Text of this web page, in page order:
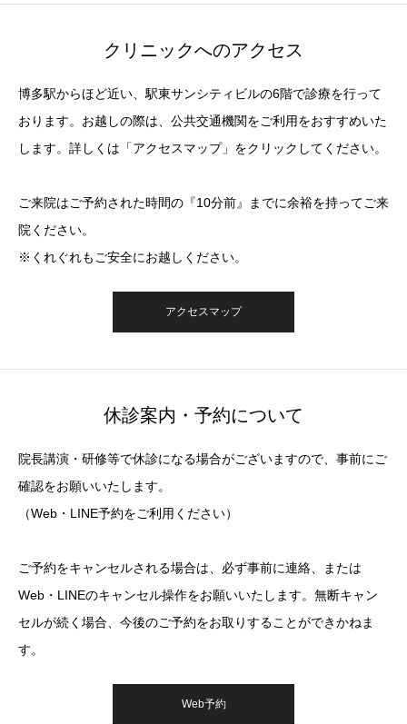
クリニックへのアクセス
博多駅からほど近い、駅東サンシティビルの6階で診療を行って
おります。お越しの際は、公共交通機関をご利用をおすすめいた
します。詳しくは「アクセスマップ」をクリックしてください。
ご来院はご予約された時間の『10分前』までに余裕を持ってご来
院ください。
※くれぐれもご安全にお越しください。
アクセスマップ
休診案内・予約について
院長講演・研修等で休診になる場合がございますので、事前にご
確認をお願いいたします。
（Web・LINE予約をご利用ください）
ご予約をキャンセルされる場合は、必ず事前に連絡、または
Web・LINEのキャンセル操作をお願いいたします。無断キャン
セルが続く場合、今後のご予約をお取りすることができかねま
す。
Web予約